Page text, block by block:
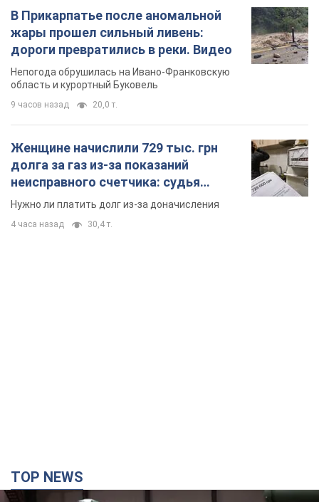
В Прикарпатье после аномальной
жары прошел сильный ливень:
дороги превратились в реки. Видео
Непогода обрушилась на Ивано-Франковскую
область и курортный Буковель
9 часов назад 20,0 т.
Женщине начислили 729 тыс. грн
долга за газ из-за показаний
неисправного счетчика: судья
вынес неожиданное решение
Нужно ли платить долг из-за доначисления
4 часа назад 30,4 т.
TOP NEWS